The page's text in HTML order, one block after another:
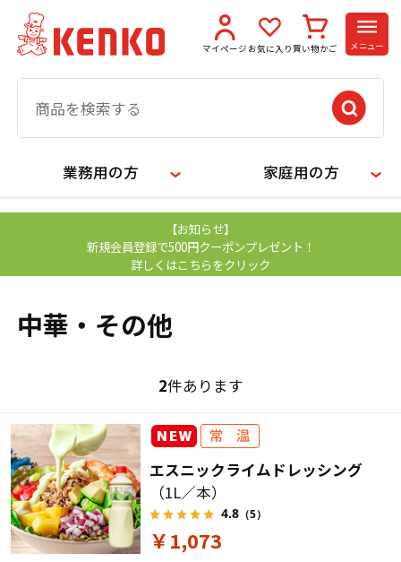
マイページ お気に入り 買い物かご メニュー
業務用の方 家庭用の方
【お知らせ】
新規会員登録で500円クーポンプレゼント！
詳しくはこちらをクリック
中華・その他
2件あります
エスニックライムドレッシング
（1L／本）
4.8（5）
￥1,073